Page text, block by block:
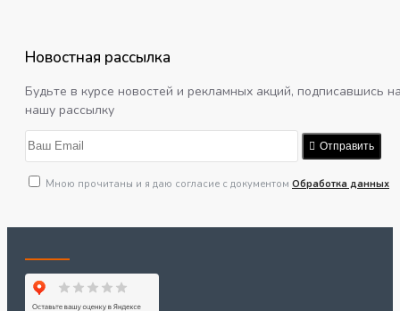
Новостная рассылка
Будьте в курсе новостей и рекламных акций, подписавшись
нашу рассылку
Отправить
Мною прочитаны и я даю согласие с документом Обработка данных